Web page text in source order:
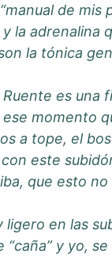
de
la adrenalina
la tónica
es una
momento
a tope, el
este
que esto
ligero en las
y yo,